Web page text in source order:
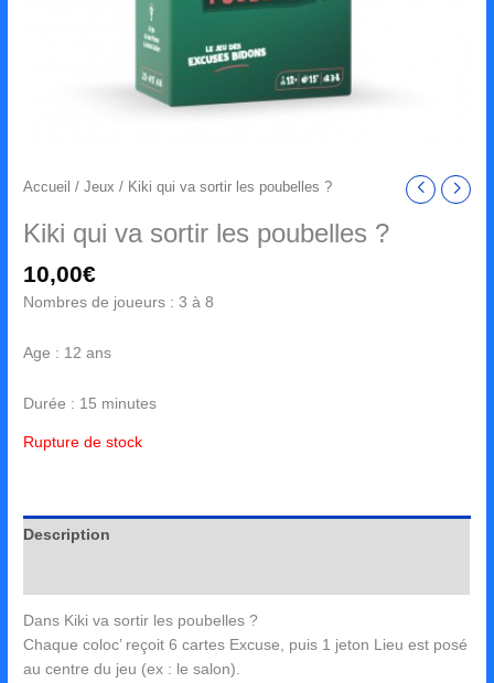
Accueil /Jeux / Kiki qui va sortir les poubelles ?
Kiki qui va sortir les poubelles ?
10,00€
Nombres de joueurs : 3 à 8
Age : 12 ans
Durée : 15 minutes
Rupture de stock
Description
Dans Kiki va sortir les poubelles ?
Chaque coloc’ reçoit 6 cartes Excuse, puis 1 jeton Lieu est posé
au centre du jeu (ex : le salon).